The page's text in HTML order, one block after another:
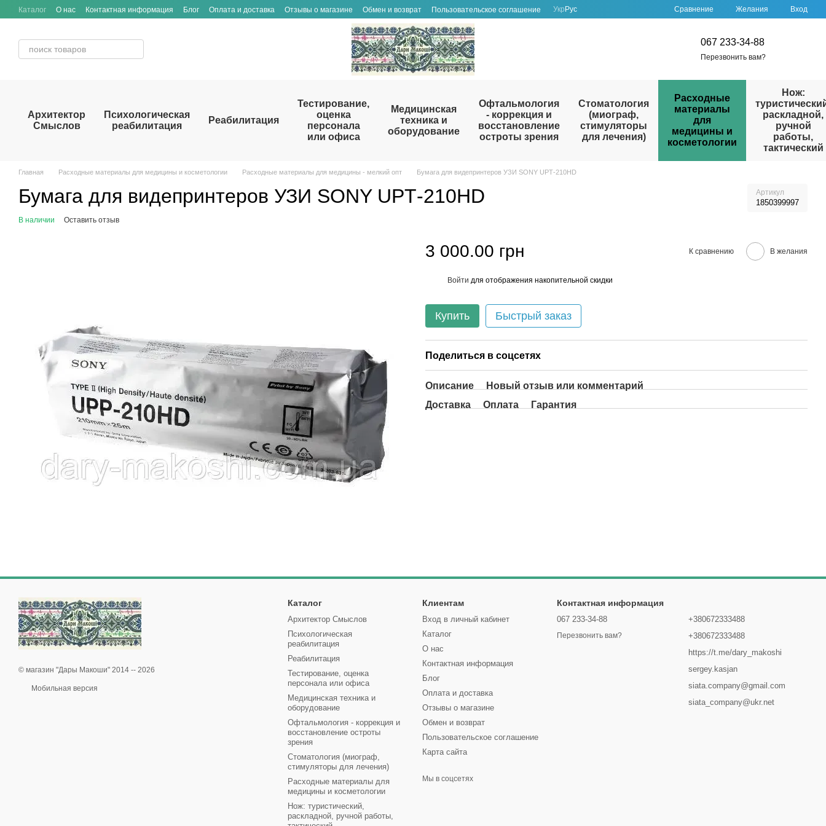
Перейти к основному контенту
Каталог О нас Контактная информация Блог Оплата и доставка Отзывы о магазине Обмен и возврат Пользовательское соглашение Укр Рус Сравнение Желания Вход
067 233-34-88
Перезвонить вам?
Архитектор
Смыслов
Психологическая
реабилитация
Реабилитация
Тестирование,
оценка
персонала
или офиса
Медицинская
техника и
оборудование
Офтальмология
- коррекция и
восстановление
остроты зрения
Стоматология
(миограф,
стимуляторы
для лечения)
Расходные
материалы
для
медицины и
косметологии
Нож:
раскладной,
ручной
работы,
тактический
Главная Расходные материалы для медицины и косметологии Расходные материалы для медицины - мелкий опт Бумага для видепринтеров УЗИ SONY UPТ-210HD
Бумага для видепринтеров УЗИ SONY UPТ-210HD Артикул
1850399997
В наличии Оставить отзыв
3 000.00 грн К сравнению В желания
Войти для отображения накопительной скидки
Купить Быстрый заказ
Поделиться в соцсетях
Описание
Новый отзыв или комментарий
Доставка
Оплата Гарантия
© магазин "Дары Макоши" 2014 -- 2026
Мобильная версия
Каталог
Архитектор Смыслов
Психологическая
реабилитация
Реабилитация
Тестирование, оценка
персонала или офиса
Медицинская техника и
оборудование
Офтальмология - коррекция и
восстановление остроты
зрения
Стоматология (миограф,
стимуляторы для лечения)
Расходные материалы для
медицины и косметологии
Нож: туристический,
раскладной, ручной работы,
Клиентам
Вход в личный кабинет
Каталог
О нас
Контактная информация
Блог
Оплата и доставка
Отзывы о магазине
Обмен и возврат
Пользовательское соглашение
Карта сайта
Мы в соцсетях
Контактная информация
067 233-34-88
Перезвонить вам?
+380672333488
+380672333488
https://t.me/dary_makoshi
sergey.kasjan
siata.company@gmail.com
siata_company@ukr.net